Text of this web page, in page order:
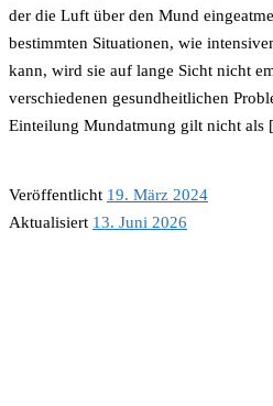
der die Luft über den Mund
bestimmten Situationen, wie
kann, wird sie auf lange Sicht nicht
verschiedenen gesundheitlichen
Einteilung Mundatmung gilt nicht
Veröffentlicht 19. März 2024
Aktualisiert 13. Juni 2026